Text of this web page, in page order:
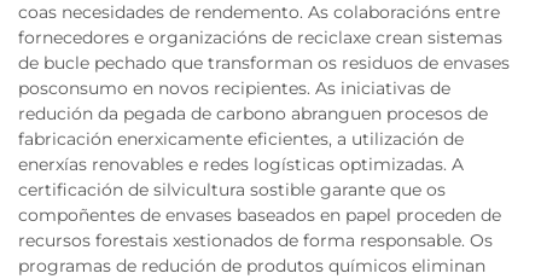
coas necesidades de rendemento. As colaboracións entre
fornecedores e organizacións de reciclaxe crean sistemas
de bucle pechado que transforman os residuos de envases
posconsumo en novos recipientes. As iniciativas de
redución da pegada de carbono abranguen procesos de
fabricación enerxicamente eficientes, a utilización de
enerxías renovables e redes logísticas optimizadas. A
certificación de silvicultura sostible garante que os
compoñentes de envases baseados en papel proceden de
recursos forestais xestionados de forma responsable. Os
programas de redución de produtos químicos eliminan